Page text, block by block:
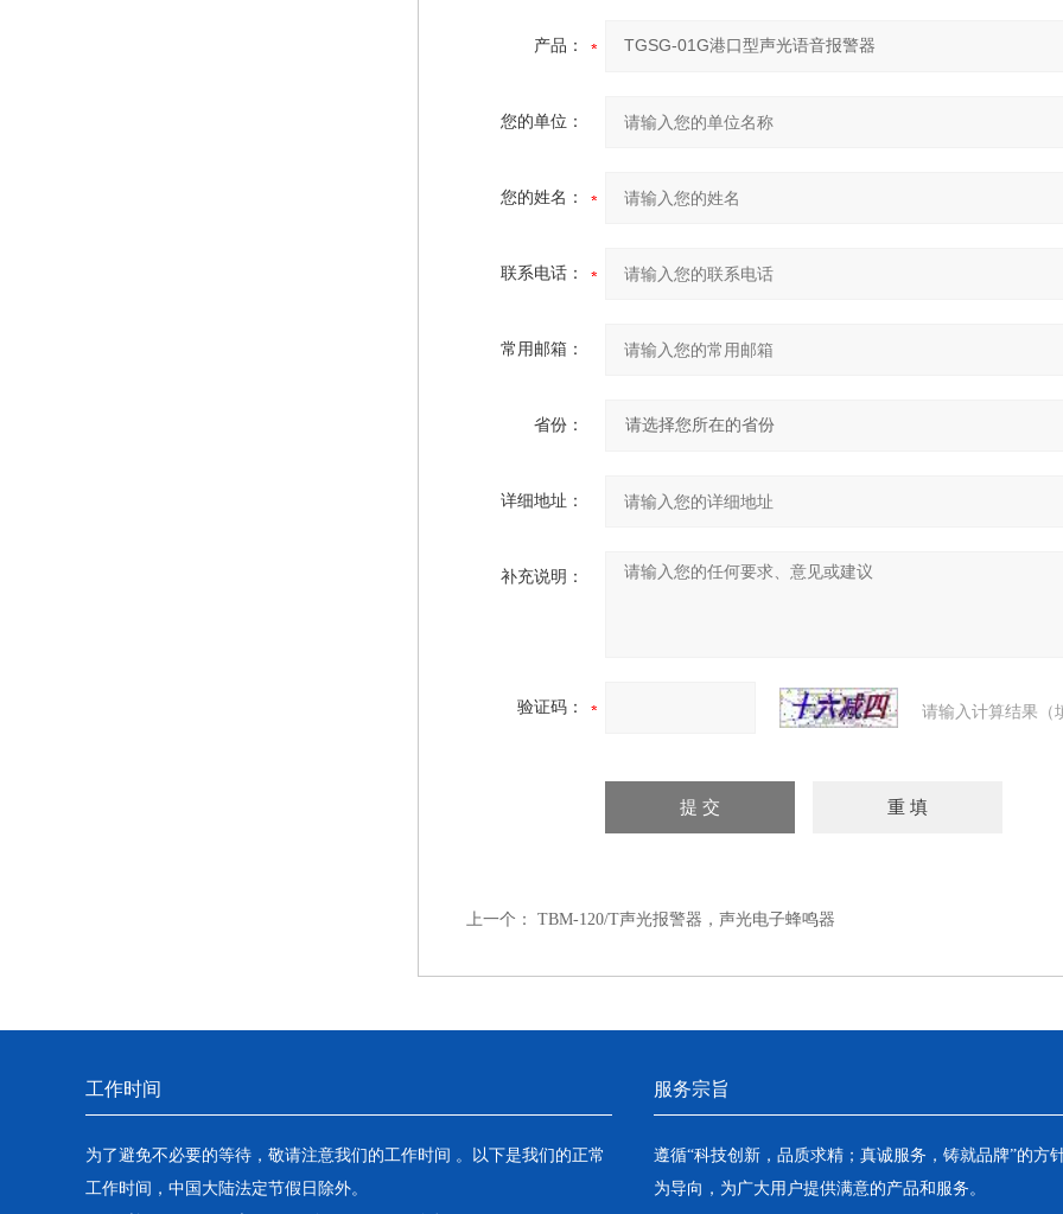
产品：
您的单位：
您的姓名：
联系电话：
常用邮箱：
省份：
详细地址：
补充说明：
验证码： 请输入计算结果（
上一个： TBM-120/T声光报警器，声光电子蜂鸣器
工作时间
为了避免不必要的等待，敬请注意我们的工作时间 。以下是我们的正常
工作时间，中国大陆法定节假日除外。
服务宗旨
遵循“科技创新，品质求精；真诚服务，铸就品牌”的方
为导向，为广大用户提供满意的产品和服务。